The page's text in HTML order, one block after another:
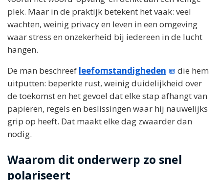
plek. Maar in de praktijk betekent het vaak: veel
wachten, weinig privacy en leven in een omgeving
waar stress en onzekerheid bij iedereen in de lucht
hangen.
De man beschreef leefomstandigheden
die hem
uitputten: beperkte rust, weinig duidelijkheid over
de toekomst en het gevoel dat elke stap afhangt van
papieren, regels en beslissingen waar hij nauwelijks
grip op heeft. Dat maakt elke dag zwaarder dan
nodig.
Waarom dit onderwerp zo snel
polariseert